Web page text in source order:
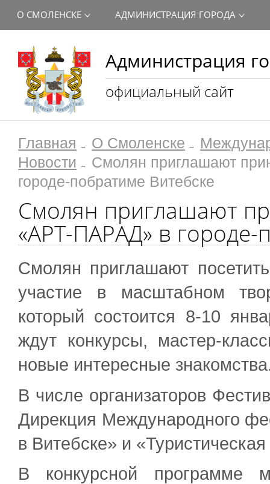
Администрация
официальный сайт
О СМОЛЕНСКЕ АДМИНИСТРАЦИЯ ГОРОДА
Главная О Смоленске
Новости
Смолян приглашают
городе-побратиме Витебске
Смолян приглашают
«АРТ-ПАРАД» в городе-
Смолян приглашают
участие в масштабном
который состоится 8-10
ждут конкурсы, мастер-
новые интересные
В числе организаторов
Дирекция Международного
в Витебске» и
В конкурсной программе